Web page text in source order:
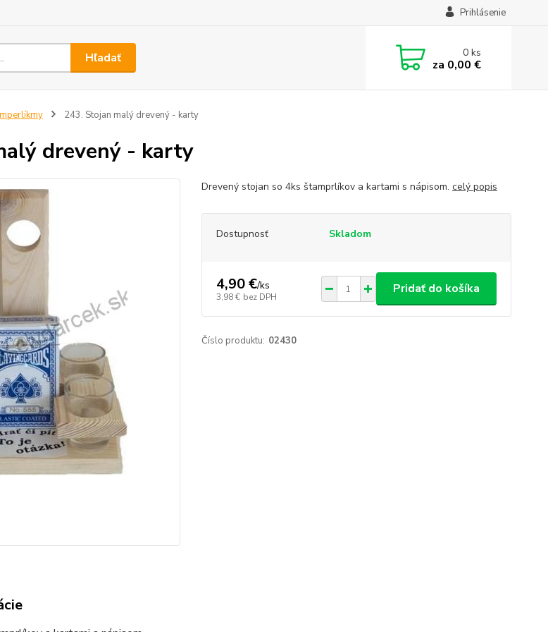
Prihlásenie
Hľadať 0ks
za 0,00 €
243. Stojan malý drevený - karty
drevený - karty
Drevený stojan so 4ks štamprlíkov a kartami s nápisom. celý popis
Dostupnosť Skladom
4,90 €/ks
3,98 € bez DPH
Pridať do košíka
Číslo produktu: 02430